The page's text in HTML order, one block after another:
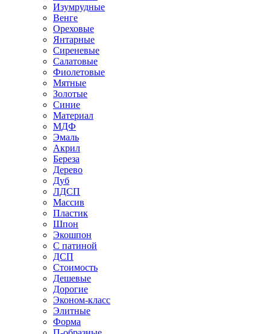
Изумрудные
Венге
Ореховые
Янтарные
Сиреневые
Салатовые
Фиолетовые
Мятные
Золотые
Синие
Материал
МДФ
Эмаль
Акрил
Береза
Дерево
Дуб
ЛДСП
Массив
Пластик
Шпон
Экошпон
С патиной
ДСП
Стоимость
Дешевые
Дорогие
Эконом-класс
Элитные
Форма